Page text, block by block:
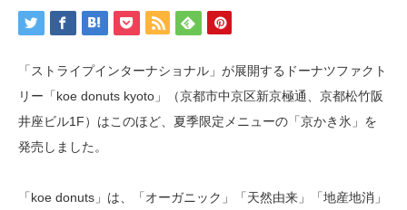
「ストライプインターナショナル」が展開するドーナツファクト
リー「koe donuts kyoto」（京都市中京区新京極通、京都松竹阪
井座ビル1F）はこのほど、夏季限定メニューの「京かき氷」を
発売しました。
「koe donuts」は、「オーガニック」「天然由来」「地産地消」